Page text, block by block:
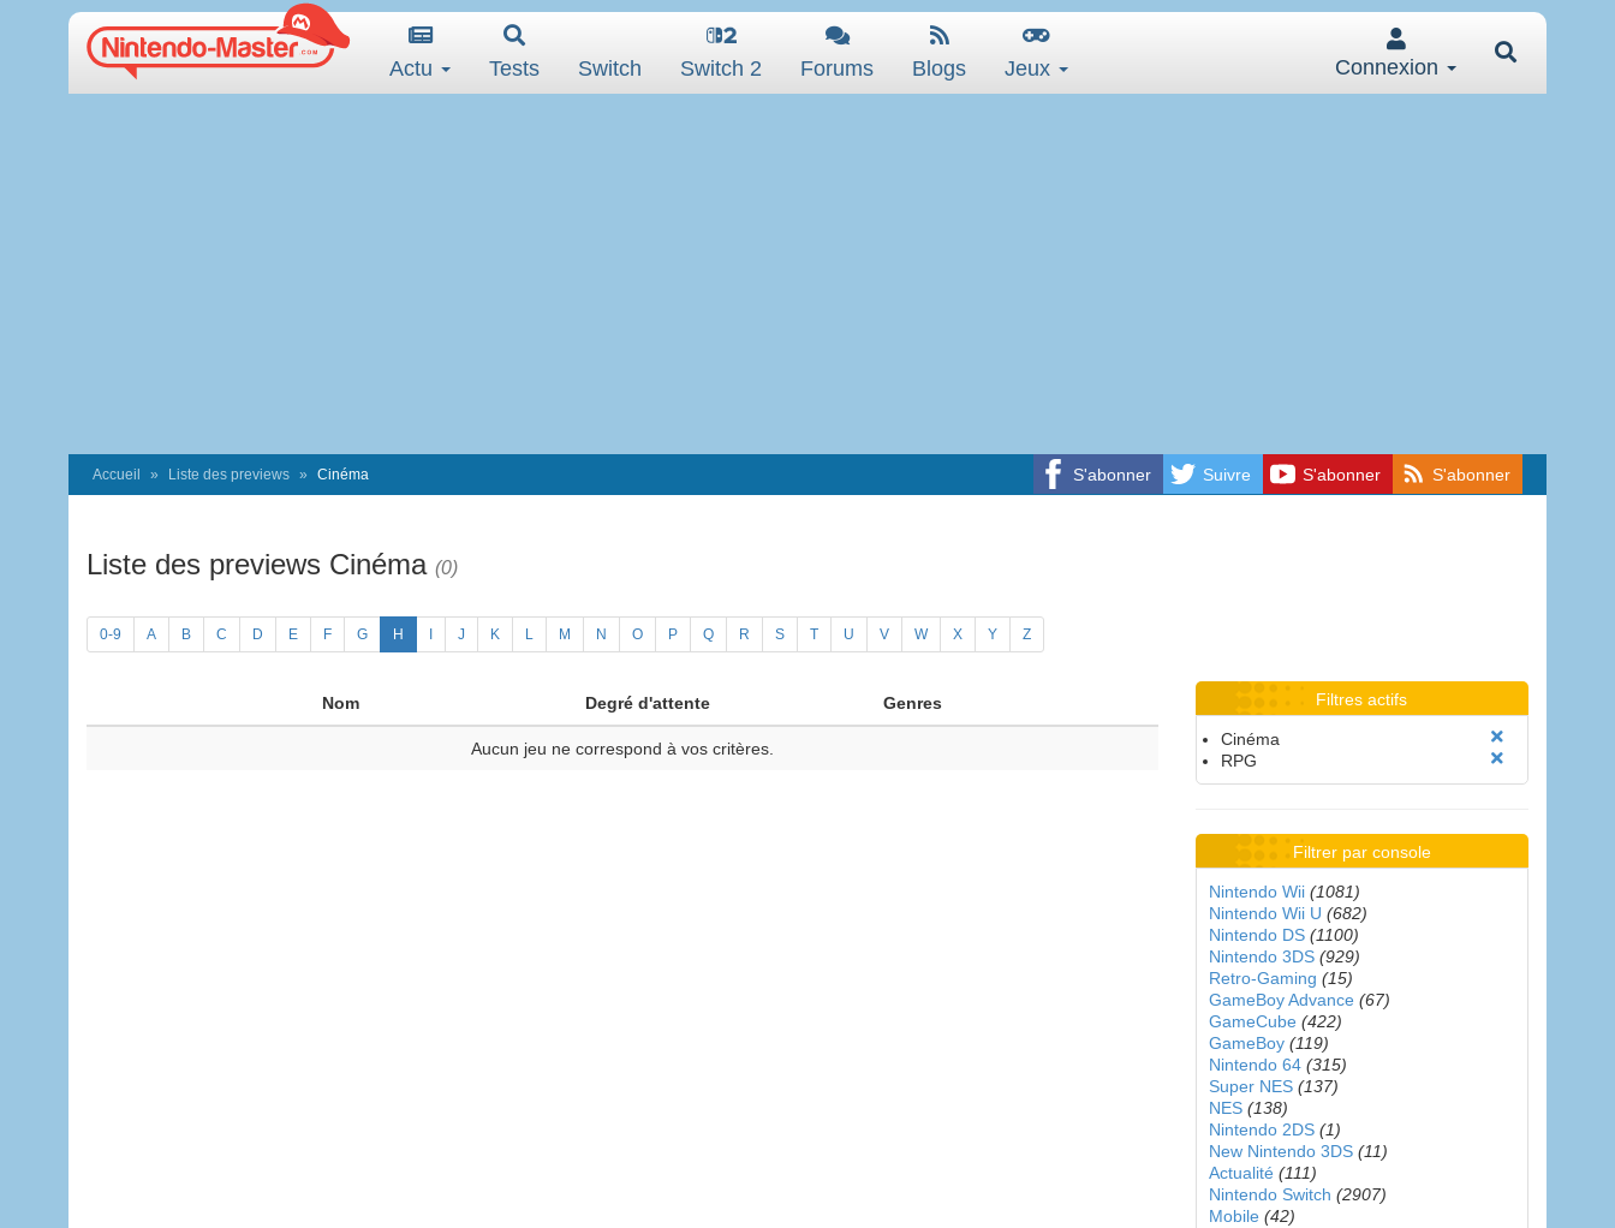
Actu Tests Switch Switch 2 Forums Blogs Jeux Connexion
S'abonner Suivre S'abonner S'abonner
Accueil Liste des previews Cinéma
Liste des previews Cinéma (0)
0-9 A B C D E F G H J K L M N O P Q R S T U V W X Y Z
Nom Degré d'attente Genres
Aucun jeu ne correspond à vos critères.
Filtres actifs
Cinéma
RPG
Filtrer par console
Nintendo Wii (1081)
Nintendo Wii U (682)
Nintendo DS (1100)
Nintendo 3DS (929)
Retro-Gaming (15)
GameBoy Advance (67)
GameCube (422)
GameBoy (119)
Nintendo 64 (315)
Super NES (137)
NES (138)
Nintendo 2DS (1)
New Nintendo 3DS (11)
Actualité (111)
Nintendo Switch (2907)
Mobile (42)